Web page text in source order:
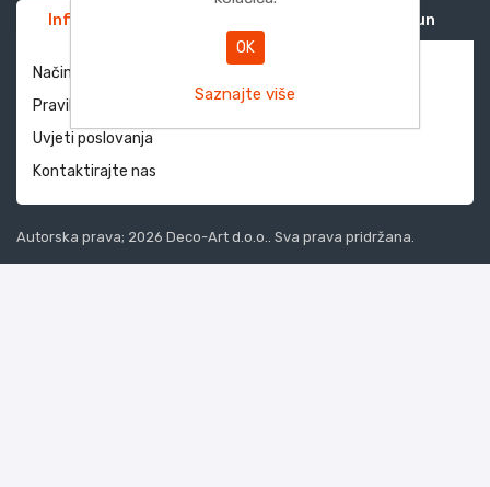
Informacije Moj račun
Način dostave i povrati
Pravila privatnosti
Uvjeti poslovanja
Kontaktirajte nas
Autorska prava; 2026 Deco-Art d.o.o.. Sva prava pridržana.
OK
Saznajte više